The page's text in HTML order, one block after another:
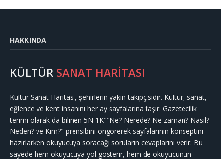
HAKKINDA
KÜLTÜR SANAT HARİTASI
Kültür Sanat Haritası, şehirlerin yakın takipçisidir. Kültür, sanat,
eğlence ve kent insanını her ay sayfalarına taşır. Gazetecilik
terimi olarak da bilinen 5N 1K""Ne? Nerede? Ne zaman? Nasıl?
Neden? ve Kim?" prensibini öngörerek sayfalarının konseptini
hazırlarken okuyucuya soracağı soruların cevaplarını verir. Bu
sayede hem okuyucuya yol gösterir, hem de okuyucunun